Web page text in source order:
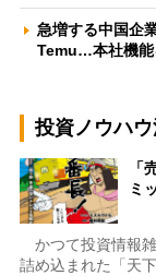
急増する中国企
Temu…本社機
投資ノウハウ
「
ミ
かつて投資情報
詰め込まれた「天